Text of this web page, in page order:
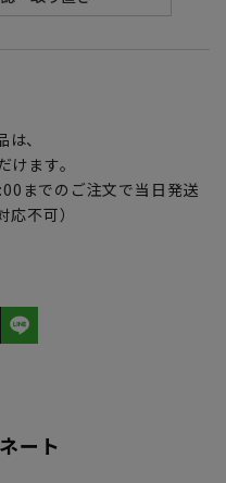
、
ます。
までのご注文で当日発送
不可）
ート